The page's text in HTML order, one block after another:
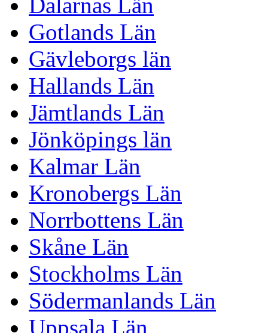
Dalarnas Län
Gotlands Län
Gävleborgs län
Hallands Län
Jämtlands Län
Jönköpings län
Kalmar Län
Kronobergs Län
Norrbottens Län
Skåne Län
Stockholms Län
Södermanlands Län
Uppsala Län